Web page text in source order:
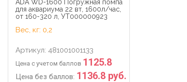
ADA WD-1600 Погружная помпа
для аквариума 22 вт, 1600л/час,
от 160-320 л, УТ000000923
Вес, кг: 0,2
Артикул: 481001001133
Цена с учетом баллов 1125.8
Цена без баллов: 1136.8 руб.